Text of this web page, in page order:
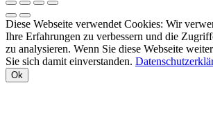
Diese Webseite verwendet Cookies: Wir
Ihre Erfahrungen zu verbessern und die
zu analysieren. Wenn Sie diese Webseite
Sie sich damit einverstanden.
Ok